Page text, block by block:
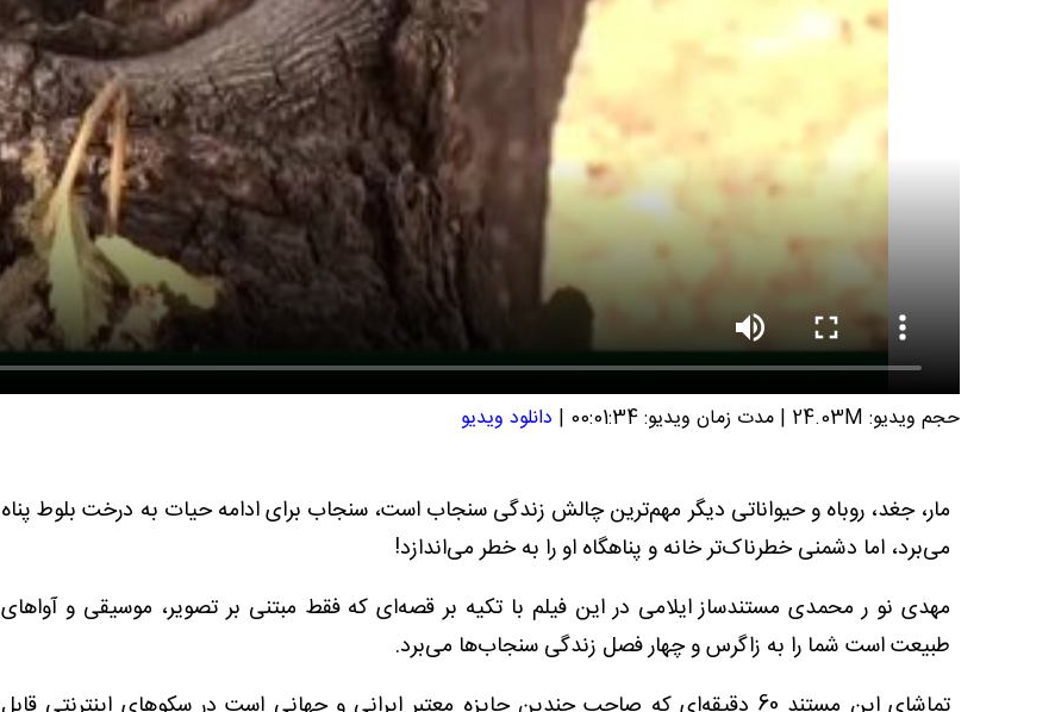
حجم ویدیو: 24.03M | مدت زمان ویدیو: 00:01:34 | دانلود ویدیو
مار، جغد، روباه و حیواناتی دیگر مهم‌ترین چالش زندگی سنجاب است، سنجاب برای ادامه حیات به درخت بلوط پناه
می‌برد، اما دشمنی خطرناک‌تر خانه و پناهگاه او را به خطر می‌اندازد!
مهدی نو ر محمدی مستندساز ایلامی در این فیلم با تکیه بر قصه‌ای که فقط مبتنی بر تصویر، موسیقی و آواهای
طبیعت است شما را به زاگرس و چهار فصل زندگی سنجاب‌ها می‌برد.